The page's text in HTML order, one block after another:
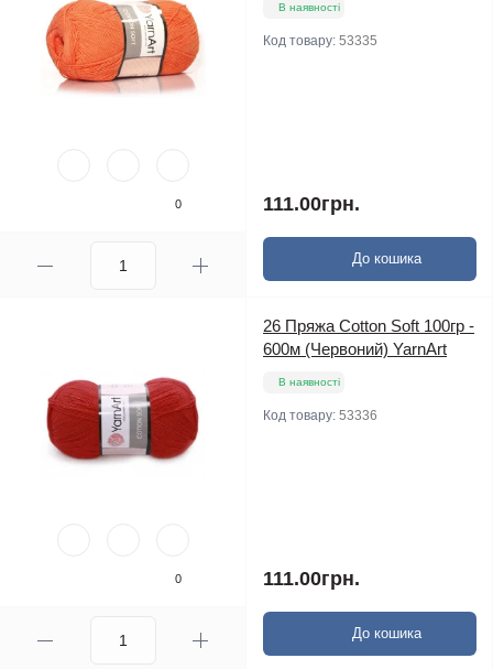
0
В наявності
Код товару: 53335
111.00грн.
До кошика
0
26 Пряжа Cotton Soft 100гр -
600м (Червоний) YarnArt
В наявності
Код товару: 53336
111.00грн.
До кошика